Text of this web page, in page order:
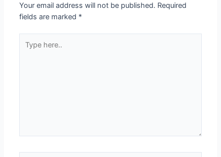
Your email address will not be published. Required
fields are marked *
here..